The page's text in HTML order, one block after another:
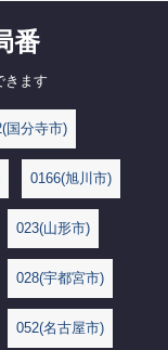
番
きます
国分寺市)
0166(旭川市)
023(山形市)
028(宇都宮市)
052(名古屋市)